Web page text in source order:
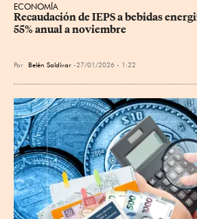
ECONOMÍA
Recaudación de IEPS a bebidas
55% anual a noviembre
Por Belén Saldívar 27/01/2026 - 1:22